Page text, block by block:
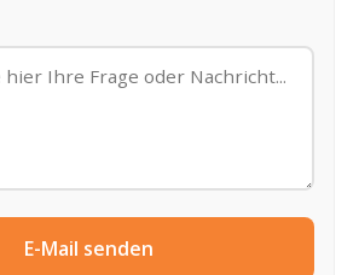
E-Mail senden